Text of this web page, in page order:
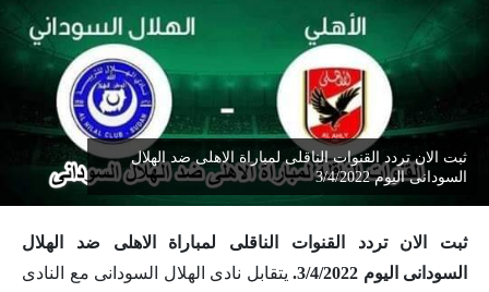
ثبت الان تردد القنوات الناقلى لمباراة الاهلى ضد الهلال
السودانى اليوم 3/4/2022
ثبت الان تردد القنوات الناقلى لمباراة الاهلى ضد الهلال
السودانى اليوم 3/4/2022.
يتقابل نادى الهلال السودانى مع النادى